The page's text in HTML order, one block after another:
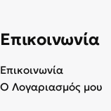
Επικοινωνία
Επικοινωνία
Ο Λογαριασμός μου